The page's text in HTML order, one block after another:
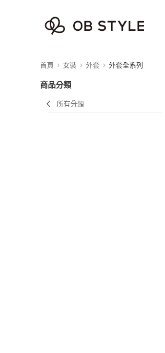
首頁 女裝 外套 外套全系列
商品分類
所有分類